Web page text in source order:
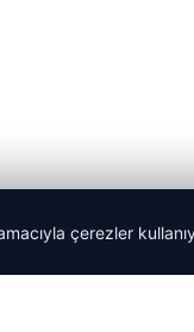
çerezler